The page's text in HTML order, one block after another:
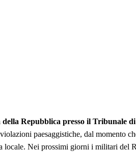
della Repubblica presso il Tribunale
paesaggistiche, dal
locale. Nei prossimi giorni i militari